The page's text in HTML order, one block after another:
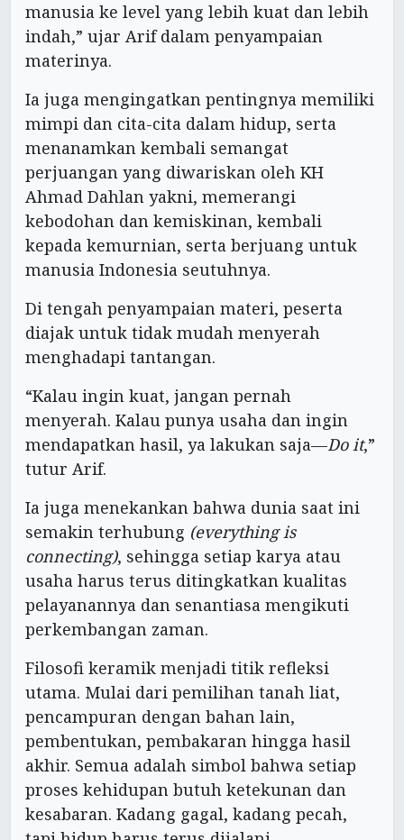
manusia ke level yang lebih kuat dan lebih
indah,” ujar Arif dalam penyampaian
materinya.
Ia juga mengingatkan pentingnya memiliki
mimpi dan cita-cita dalam hidup, serta
menanamkan kembali semangat
perjuangan yang diwariskan oleh KH
Ahmad Dahlan yakni, memerangi
kebodohan dan kemiskinan, kembali
kepada kemurnian, serta berjuang untuk
manusia Indonesia seutuhnya.
Di tengah penyampaian materi, peserta
diajak untuk tidak mudah menyerah
menghadapi tantangan.
“Kalau ingin kuat, jangan pernah
menyerah. Kalau punya usaha dan ingin
mendapatkan hasil, ya lakukan saja—Do it,”
tutur Arif.
Ia juga menekankan bahwa dunia saat ini
semakin terhubung (everything is
connecting), sehingga setiap karya atau
usaha harus terus ditingkatkan kualitas
pelayanannya dan senantiasa mengikuti
perkembangan zaman.
Filosofi keramik menjadi titik refleksi
utama. Mulai dari pemilihan tanah liat,
pencampuran dengan bahan lain,
pembentukan, pembakaran hingga hasil
akhir. Semua adalah simbol bahwa setiap
proses kehidupan butuh ketekunan dan
kesabaran. Kadang gagal, kadang pecah,